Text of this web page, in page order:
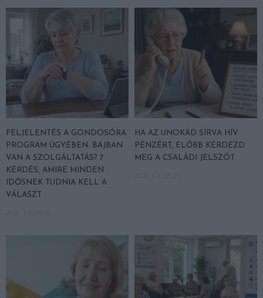
FELJELENTÉS A GONDOSÓRA
PROGRAM ÜGYÉBEN: BAJBAN
VAN A SZOLGÁLTATÁS? 7
KÉRDÉS, AMIRE MINDEN
IDŐSNEK TUDNIA KELL A
VÁLASZT
HA AZ UNOKÁD SÍRVA HÍV
PÉNZÉRT, ELŐBB KÉRDEZD
MEG A CSALÁDI JELSZÓT